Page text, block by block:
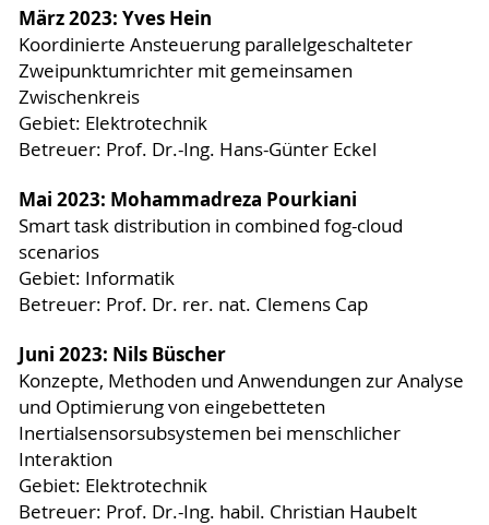
März 2023: Yves Hein
Koordinierte Ansteuerung parallelgeschalteter
Zweipunktumrichter mit gemeinsamen
Zwischenkreis
Gebiet: Elektrotechnik
Betreuer: Prof. Dr.-Ing. Hans-Günter Eckel
Mai 2023: Mohammadreza Pourkiani
Smart task distribution in combined fog-cloud
scenarios
Gebiet: Informatik
Betreuer: Prof. Dr. rer. nat. Clemens Cap
Juni 2023: Nils Büscher
Konzepte, Methoden und Anwendungen zur Analyse
und Optimierung von eingebetteten
Inertialsensorsubsystemen bei menschlicher
Interaktion
Gebiet: Elektrotechnik
Betreuer: Prof. Dr.-Ing. habil. Christian Haubelt